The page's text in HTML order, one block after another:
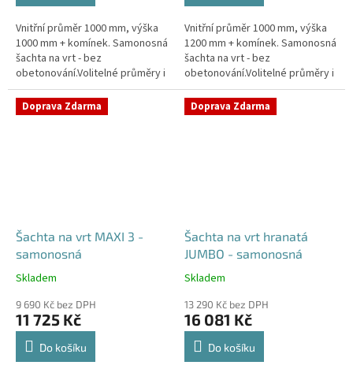
hvězdiček.
Vnitřní průměr 1000 mm, výška
1000 mm + komínek. Samonosná
šachta na vrt - bez
obetonování.Volitelné průměry i
pozice prostupů na pažení vrtu,
hadice i elektřinu -
požadované...
hvězdiček.
Vnitřní průměr 1000 mm, výška
1200 mm + komínek. Samonosná
šachta na vrt - bez
obetonování.Volitelné průměry i
pozice prostupů na pažení vrtu,
hadice i elektřinu -
požadované...
Doprava Zdarma
Šachta na vrt MAXI 3 -
samonosná
Průměrné
produktu
je
4,2
Skladem
9 690 Kč bez DPH
11 725 Kč
Do košíku
Doprava Zdarma
Šachta na vrt hranatá
JUMBO - samonosná
Průměrné
produktu
je
5,0
Skladem
13 290 Kč bez DPH
16 081 Kč
Do košíku